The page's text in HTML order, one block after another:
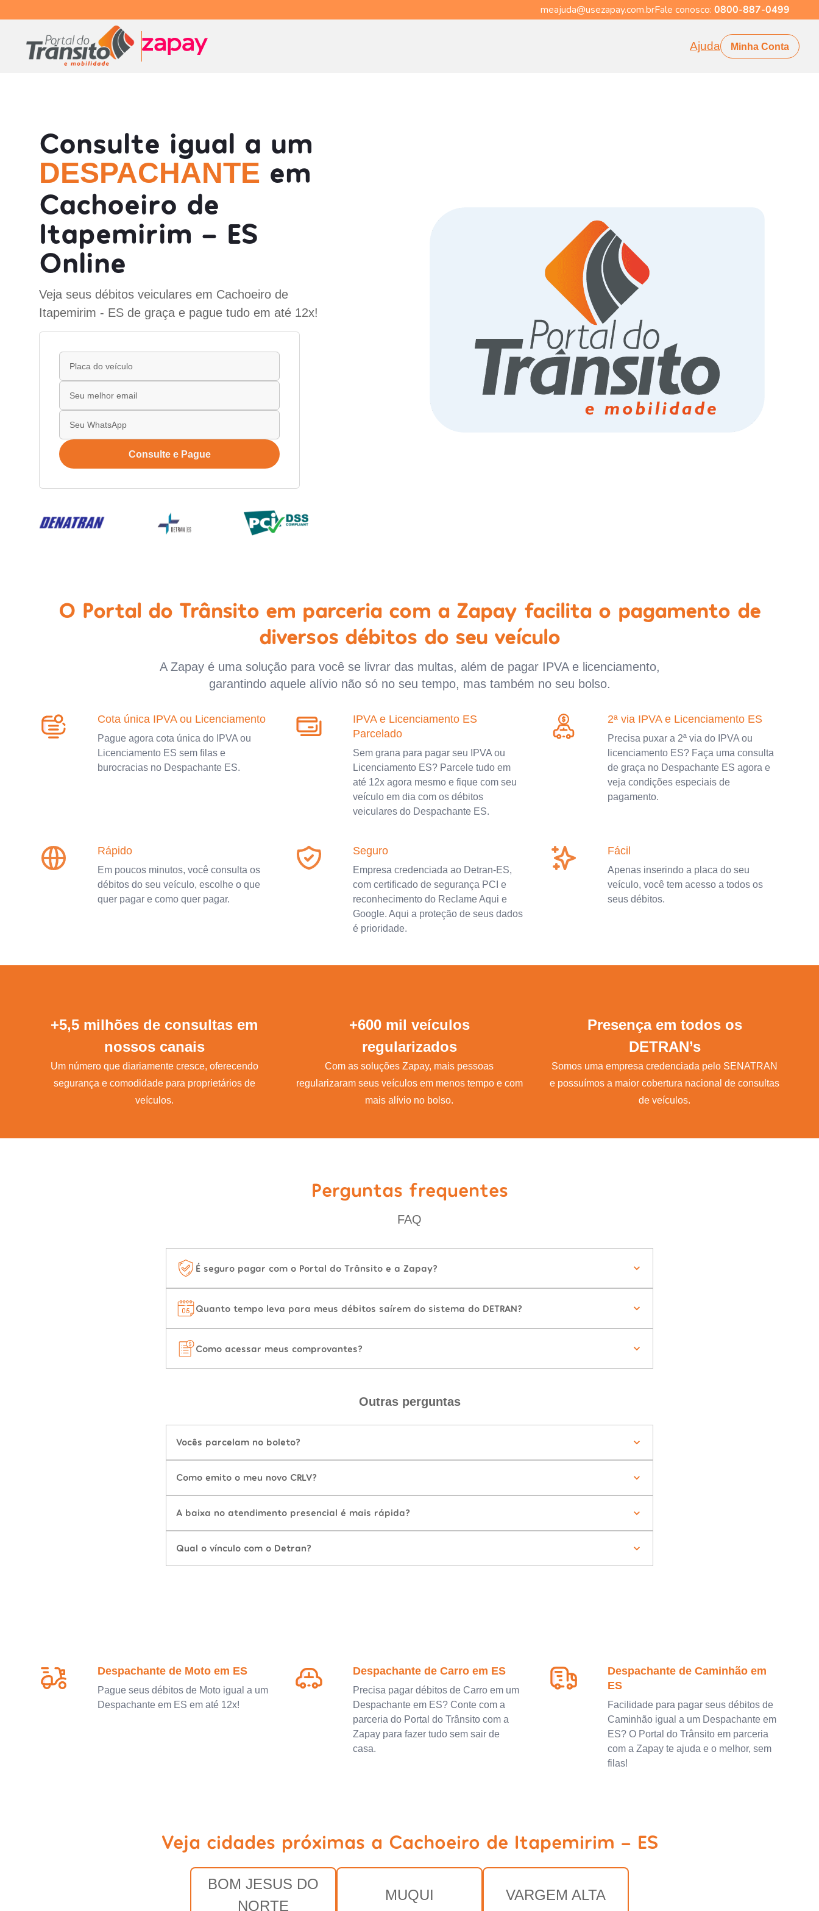
meajuda@usezapay.com.brFale conosco: 0800-887-0499
Ajuda Minha Conta
Consulte igual a um
DESPACHANTE em
Cachoeiro de
Itapemirim - ES
Online
Veja seus débitos veiculares em Cachoeiro de
Itapemirim - ES de graça e pague tudo em até 12x!
Consulte e Pague
O Portal do Trânsito em parceria com a Zapay facilita o pagamento de
diversos débitos do seu veículo
A Zapay é uma solução para você se livrar das multas, além de pagar IPVA e licenciamento,
garantindo aquele alívio não só no seu tempo, mas também no seu bolso.
Cota única IPVA ou Licenciamento
Pague agora cota única do IPVA ou
Licenciamento ES sem filas e
burocracias no Despachante ES.
IPVA e Licenciamento ES
Parcelado
Sem grana para pagar seu IPVA ou
Licenciamento ES? Parcele tudo em
até 12x agora mesmo e fique com seu
veículo em dia com os débitos
veiculares do Despachante ES.
2ª via IPVA e Licenciamento ES
Precisa puxar a 2ª via do IPVA ou
licenciamento ES? Faça uma consulta
de graça no Despachante ES agora e
veja condições especiais de
pagamento.
Rápido
Em poucos minutos, você consulta os
débitos do seu veículo, escolhe o que
quer pagar e como quer pagar.
Seguro
Empresa credenciada ao Detran-ES,
com certificado de segurança PCI e
reconhecimento do Reclame Aqui e
Google. Aqui a proteção de seus dados
é prioridade.
Fácil
Apenas inserindo a placa do seu
veículo, você tem acesso a todos os
seus débitos.
+5,5 milhões de consultas em
nossos canais
Um número que diariamente cresce, oferecendo
segurança e comodidade para proprietários de
veículos.
+600 mil veículos
regularizados
Com as soluções Zapay, mais pessoas
regularizaram seus veículos em menos tempo e com
mais alívio no bolso.
Presença em todos os
DETRAN’s
Somos uma empresa credenciada pelo SENATRAN
e possuímos a maior cobertura nacional de consultas
de veículos.
Perguntas frequentes
FAQ
É seguro pagar com o Portal do Trânsito e a Zapay?
Quanto tempo leva para meus débitos saírem do sistema do DETRAN?
Como acessar meus comprovantes?
Outras perguntas
Vocês parcelam no boleto?
Como emito o meu novo CRLV?
A baixa no atendimento presencial é mais rápida?
Qual o vínculo com o Detran?
Despachante de Moto em ES
Pague seus débitos de Moto igual a um
Despachante em ES em até 12x!
Despachante de Carro em ES
Precisa pagar débitos de Carro em um
Despachante em ES? Conte com a
parceria do Portal do Trânsito com a
Zapay para fazer tudo sem sair de
casa.
Despachante de Caminhão em
ES
Facilidade para pagar seus débitos de
Caminhão igual a um Despachante em
ES? O Portal do Trânsito em parceria
com a Zapay te ajuda e o melhor, sem
filas!
Veja cidades próximas a Cachoeiro de Itapemirim - ES
BOM JESUS DO
NORTE
MUQUI VARGEM ALTA